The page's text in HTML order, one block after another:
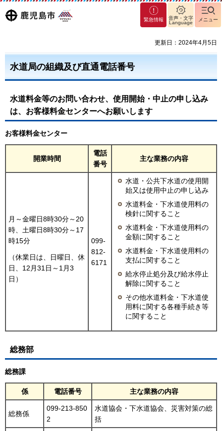
鹿児島
マグ
マシ
島市
緊急情報
音声・文字
Language
メニュー
更新日：2024年4月5日
水道局の組織及び直通電話番号
水道料金等のお問い合わせ、使用開始・中止の申し込み
は、お客様料金センターへお願いします
お客様料金センター
開業時間
電話
番号
主な業務の内容
月～金曜日8時30分～20
時、土曜日8時30分～17
時15分
（休業日は、日曜日、休
日、12月31日～1月3
日）
099-
812-
6171
水道・公共下水道の使用開
始又は使用中止の申し込み
水道料金・下水道使用料の
検針に関すること
水道料金・下水道使用料の
金額に関すること
水道料金・下水道使用料の
支払に関すること
給水停止処分及び給水停止
解除に関すること
その他水道料金・下水道使
用料に関する各種手続き等
に関すること
総務部
総務課
係 電話番号 主な業務の内容
総務係
099-213-850
2
水道協会・下水道協会、災害対策の総
括